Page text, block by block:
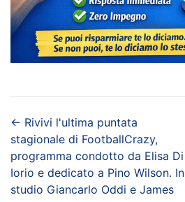
← Rivivi l'ultima puntata
stagionale di FootballCrazy,
programma condotto da Elisa Di
Iorio e dedicato a Pino Wilson. In
studio Giancarlo Oddi e James